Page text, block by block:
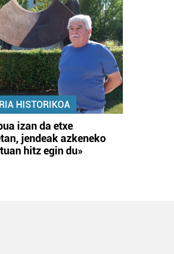
HISTORIKOA
izan da etxe
jendeak azkeneko
hitz egin du»